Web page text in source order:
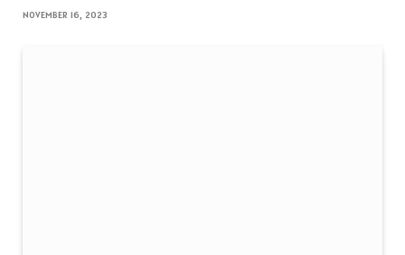
NOVEMBER 16, 2023